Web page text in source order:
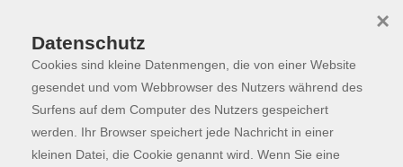
Skip to main content
Programm
Der Kurs konnte nicht gefunden werden.
Datenschutz
Cookies sind kleine Datenmengen, die von einer Website
gesendet und vom Webbrowser des Nutzers während des
Surfens auf dem Computer des Nutzers gespeichert
werden. Ihr Browser speichert jede Nachricht in einer
kleinen Datei, die Cookie genannt wird. Wenn Sie eine
×